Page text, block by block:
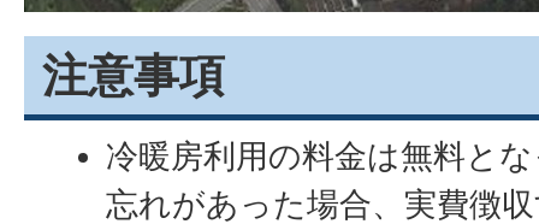
注意事項
冷暖房利用の料金は無料と
忘れがあった場合、実費徴